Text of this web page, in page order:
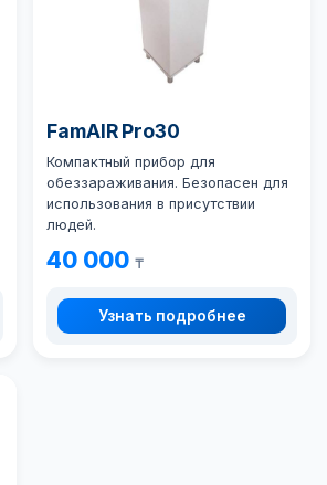
FamAIR Pro30
Компактный прибор для
обеззараживания. Безопасен для
использования в присутствии
людей.
40 000₸
Узнать подробнее